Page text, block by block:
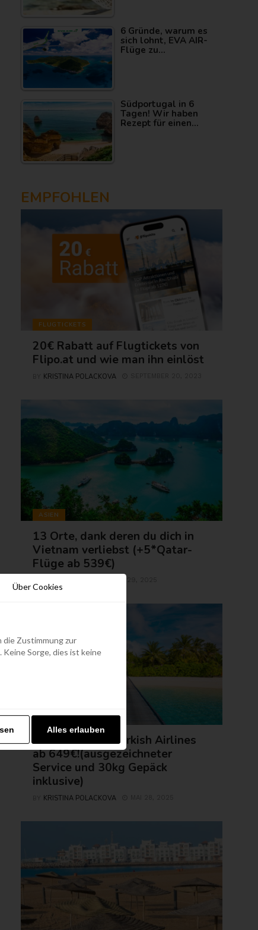
6 Gründe, warum es
sich lohnt, EVA AIR-
Flüge zu…
Südportugal in 6
Tagen! Wir haben
Rezept für einen…
EMPFOHLEN
FLUGTICKETS
20€ Rabatt auf Flugtickets von
Flipo.at und wie man ihn einlöst
KRISTINA POLACKOVA
ASIEN
13 Orte, dank deren du dich in
Vietnam verliebst (+5*Qatar-
Flüge ab 539€)
FLUGTICKETS
Malediven mit Turkish Airlines
ab 649€!(ausgezeichneter
Service und 30kg Gepäck
inklusive)
KRISTINA POLACKOVA
Über Cookies
die Zustimmung zur
Sorge, dies ist keine
Alles erlauben